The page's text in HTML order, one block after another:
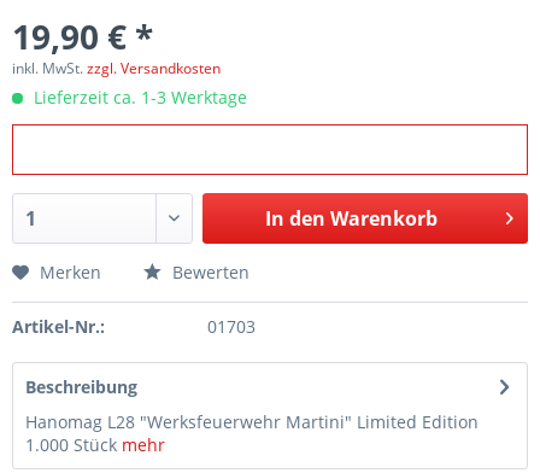
19,90 € *
inkl. MwSt.zzgl. Versandkosten
Lieferzeit ca. 1-3 Werktage
In den Warenkorb
Merken Bewerten
Artikel-Nr.: 01703
Beschreibung
Hanomag L28 "Werksfeuerwehr Martini" Limited Edition
1.000 Stück mehr